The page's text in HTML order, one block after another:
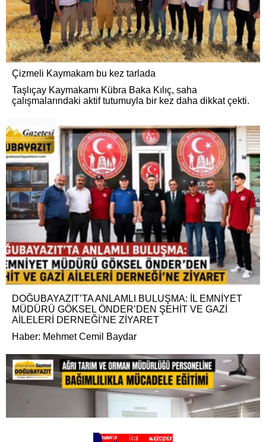
Çizmeli Kaymakam bu kez tarlada
Taşlıçay Kaymakamı Kübra Baka Kılıç, saha
çalışmalarındaki aktif tutumuyla bir kez daha dikkat çekti.
DOĞUBAYAZIT’TA ANLAMLI BULUŞMA: İL EMNİYET
MÜDÜRÜ GÖKSEL ÖNDER’DEN ŞEHİT VE GAZİ
AİLELERİ DERNEĞİ’NE ZİYARET
Haber: Mehmet Cemil Baydar